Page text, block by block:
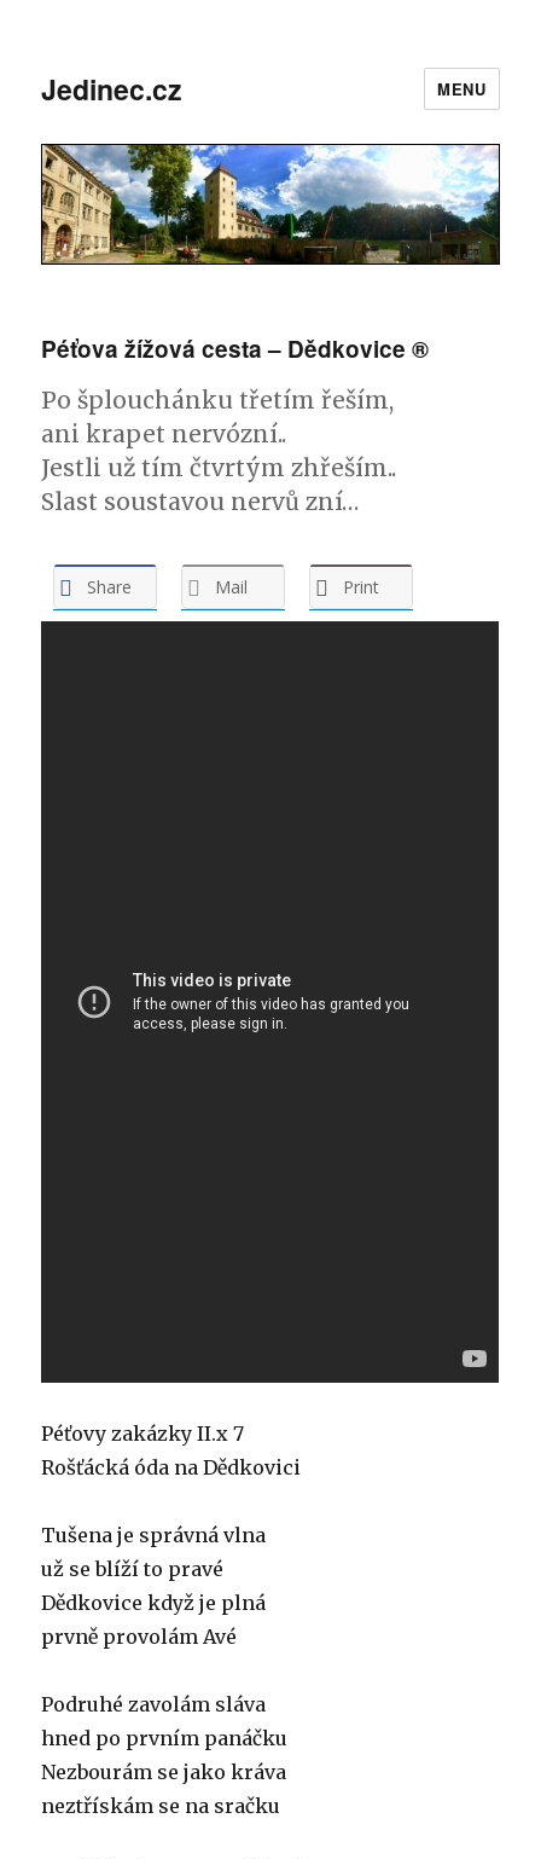
Jedinec.cz MENU
Péťova žížová cesta – Dědkovice ®
Po šplouchánku třetím řeším,
ani krapet nervózní..
Jestli už tím čtvrtým zhřeším..
Slast soustavou nervů zní…
Share Mail Print
Péťovy zakázky II.x 7
Rošťácká óda na Dědkovici
Tušena je správná vlna
už se blíží to pravé
Dědkovice když je plná
prvně provolám Avé
Podruhé zavolám sláva
hned po prvním panáčku
Nezbourám se jako kráva
neztřískám se na sračku